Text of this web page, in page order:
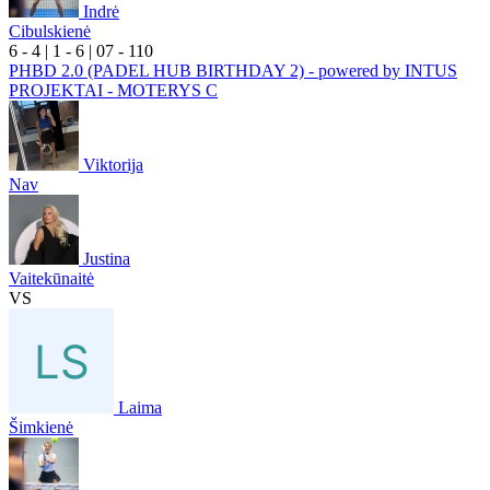
Indrė
Cibulskienė
6 - 4 | 1 - 6 | 07 - 110
PHBD 2.0 (PADEL HUB BIRTHDAY 2) - powered by INTUS
PROJEKTAI - MOTERYS C
Viktorija
Nav
Justina
Vaitekūnaitė
VS
Laima
Šimkienė